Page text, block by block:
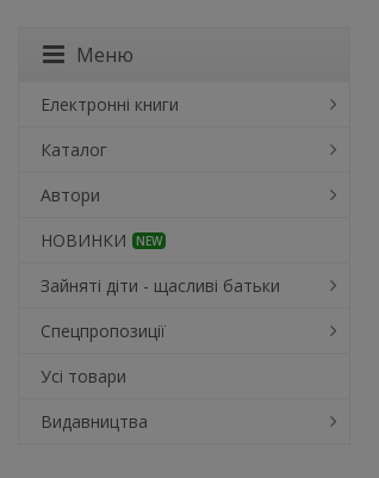
Меню
Електронні книги
Каталог
Автори
НОВИНКИ
NEW
Зайняті діти - щасливі батьки
Спецпропозиції
Усі товари
Видавництва